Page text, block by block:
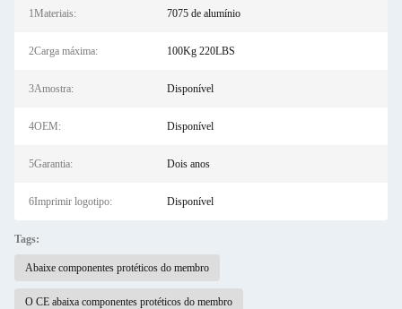
1Materiais: 7075 de alumínio
2Carga máxima: 100Kg 220LBS
3Amostra: Disponível
4OEM: Disponível
5Garantia: Dois anos
6Imprimir logotipo: Disponível
Tags:
Abaixe componentes protéticos do membro
O CE abaixa componentes protéticos do membro